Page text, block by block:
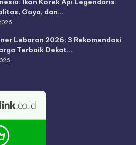
Gaya, dan…
Lebaran 2026: 3 Rekomendasi
Terbaik Dekat…